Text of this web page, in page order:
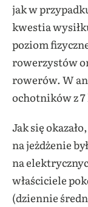
jak w
kwestia
poziom
rowerzystów
rowerów. W
ochotników z
Jak się
na jeżdżenie
na
właściciele
(dziennie